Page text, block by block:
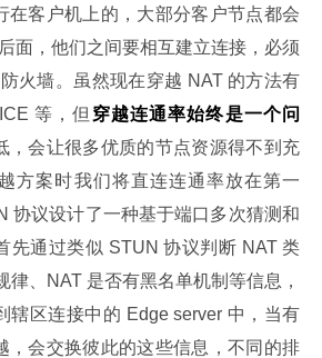
在客户机上的，大部分客户节点都会
面，他们之间要相互建立连接，必须
火墙。虽然现在穿越 NAT 的方法有
等，但 穿越连通率始终是一个问
，会让很多优质的节点资源得不到充
方案时我们将直连连通率放在第一
协议设计了一种基于端口多次猜测和
先通过类似 STUN 协议判断 NAT 类
律、NAT 是否有黑名单机制等信息，
辖区连接中的 Edge server 中，当有
，会交换彼此的这些信息，不同的排